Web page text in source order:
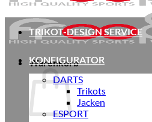
Warenkorb
TRIKOT-DESIGN SERVICE
KONFIGURATOR
DARTS
Trikots
Jacken
ESPORT